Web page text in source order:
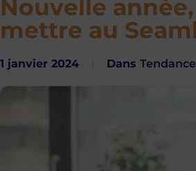
Nouvelle
mettre au
1 janvier 2024 Dans